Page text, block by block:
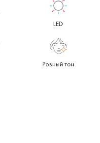
LED
Ровный тон